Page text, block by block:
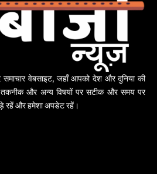
वेबसाइट, जहाँ आपको देश और दुनिया की
तकनीक और अन्य विषयों पर सटीक और समय पर
रहें और हमेशा अपडेट रहें।